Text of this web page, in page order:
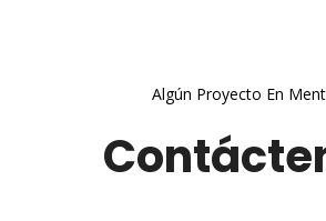
Algún Proyecto En